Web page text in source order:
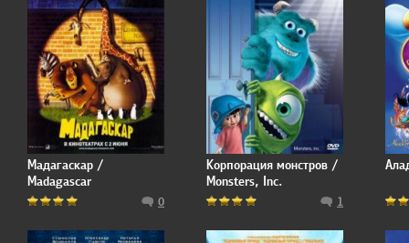
Мадагаскар /
Madagascar
0
Корпорация монстров /
Monsters, Inc.
1